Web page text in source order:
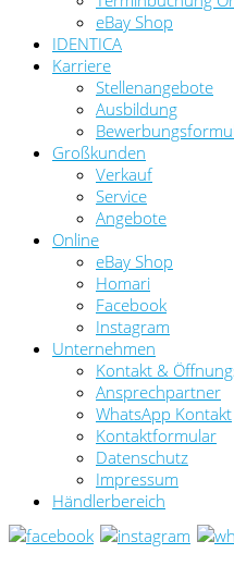
eBay Shop
IDENTICA
Karriere
Stellenangebote
Ausbildung
Großkunden
Verkauf
Service
Angebote
Online
eBay Shop
Homari
Facebook
Instagram
Unternehmen
Kontakt &
Ansprechpartner
WhatsApp Kontakt
Kontaktformular
Datenschutz
Impressum
Händlerbereich